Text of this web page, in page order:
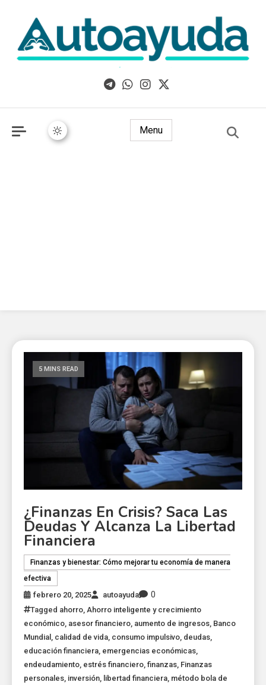
Menu
5 MINS READ
¿Finanzas En Crisis? Saca Las
Deudas Y Alcanza La Libertad
Financiera
Finanzas y bienestar: Cómo mejorar tu economía de manera
efectiva
febrero 20, 2025 autoayuda 0
Tagged ahorro, Ahorro inteligente y crecimiento
económico, asesor financiero, aumento de ingresos, Banco
Mundial , calidad de vida, consumo impulsivo, deudas,
educación financiera, emergencias económicas,
endeudamiento, estrés financiero, finanzas, Finanzas
personales, inversión, libertad financiera, método bola de